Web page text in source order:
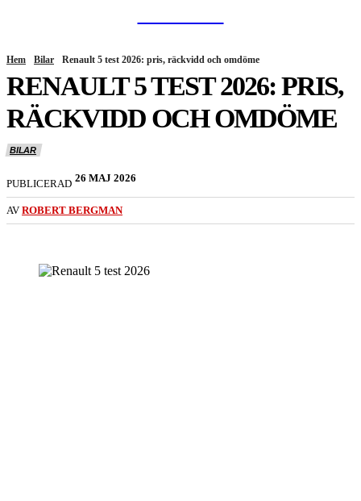
Hem Bilar Renault 5 test 2026: pris, räckvidd och omdöme
RENAULT 5 TEST 2026: PRIS,
RÄCKVIDD OCH OMDÖME
BILAR
PUBLICERAD 26 MAJ 2026
AV ROBERT BERGMAN